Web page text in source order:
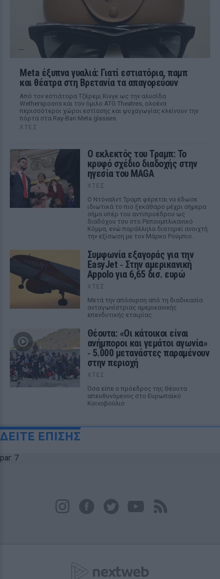
Meta έξυπνα γυαλιά: Γιατί εστιατόρια, παμπ
και θέατρα στη Βρετανία τα απαγορεύουν
Από τον εστιάτορα Τζέρεμι Κινγκ ως την αλυσίδα
Wetherspoons και τον όμιλο ATG Theatres, ολοένα
περισσότεροι χώροι εστίασης και ψυχαγωγίας κλείνουν την
πόρτα στα Ray-Ban Meta glasses.
ΧΤΕΣ
Ο εκλεκτός του Τραμπ: Το
κρυφό σχέδιο διαδοχής στην
ηγεσία του MAGA
ΧΤΕΣ
Ο Ντόναλντ Τραμπ φέρεται να έδωσε
ιδιωτικά το πιο ξεκάθαρο μέχρι σήμερα
σήμα υπέρ του αντιπροέδρου ως
διαδόχου του στο Ρεπουμπλικανικό
Κόμμα, ενώ παράλληλα διατηρεί ανοιχτή
την εξίσωση με τον Μάρκο Ρούμπιο.
Συμφωνία εξαγοράς για την
EasyJet ‑ Στην αμερικανική
Appolo για 6,65 δισ. ευρώ
ΧΤΕΣ
Μετά την απόσυρση από τη διαδικασία
ανταγωνίστριας αμερικανικής
επενδυτικής εταιρίας
Θέουτα: «Οι κάτοικοι είναι
ανήμποροι και γεμάτοι αγωνία»
‑ 5.000 μετανάστες παραμένουν
στην περιοχή
ΧΤΕΣ
Όσα είπε ο πρόεδρος της Θέουτα
απευθυνόμενος στο Ευρωπαϊκό
Κοινοβούλιο
ΔΕΙΤΕ ΕΠΙΣΗΣ
par: 7